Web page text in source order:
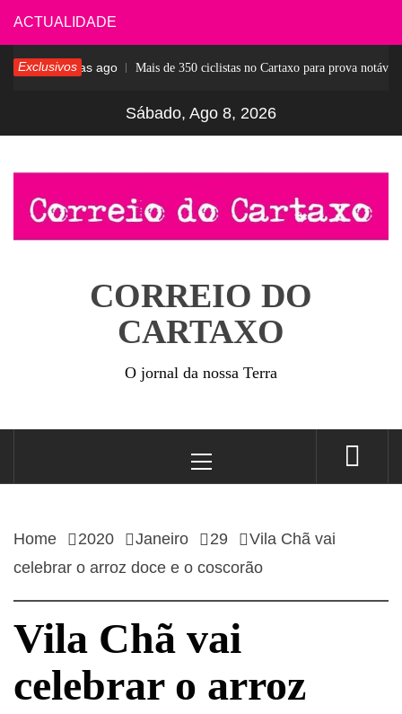
Skip
to
content
ACTUALIDADE
Exclusivos6 dias ago Mais de 350 ciclistas no Cartaxo para prova notável
Sábado, Ago 8, 2026
CORREIO DO
CARTAXO
O jornal da nossa Terra
Menu
Home 2020 Janeiro 29
Vila Chã vai
celebrar o arroz doce e o coscorão
Vila Chã vai
celebrar o arroz